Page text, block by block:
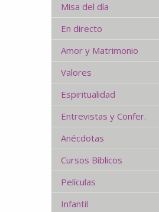
Misa del día
En directo
Amor y Matrimonio
Valores
Espiritualidad
Entrevistas y Confer.
Anécdotas
Cursos Bíblicos
Películas
Infantil